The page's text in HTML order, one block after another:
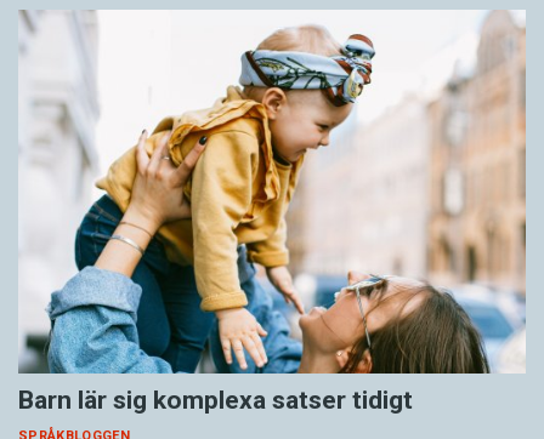
Barn lär sig komplexa satser tidigt
SPRÅKBLOGGEN